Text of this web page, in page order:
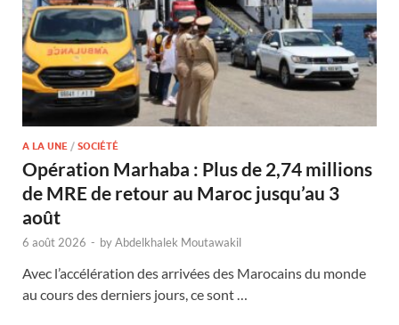
A LA UNE / SOCIÉTÉ
Opération Marhaba : Plus de 2,74 millions
de MRE de retour au Maroc jusqu’au 3
août
6 août 2026 - byAbdelkhalek Moutawakil
Avec l’accélération des arrivées des Marocains du monde
au cours des derniers jours, ce sont …